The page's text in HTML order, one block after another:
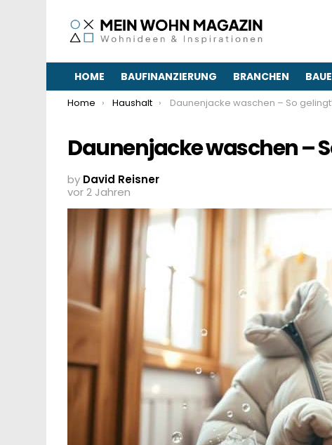
HOME BAUFINANZIERUNG BRANCHEN
You are here:
Home Haushalt Daunenjacke waschen – So gelingt’s
Daunenjacke waschen –
by David Reisner
vor 2 Jahren